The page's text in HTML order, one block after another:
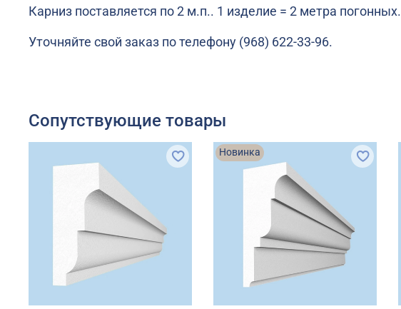
Карниз поставляется по 2 м.п.. 1 изделие = 2 метра погонных.
Уточняйте свой заказ по телефону (968) 622-33-96.
Сопутствующие товары
Новинка